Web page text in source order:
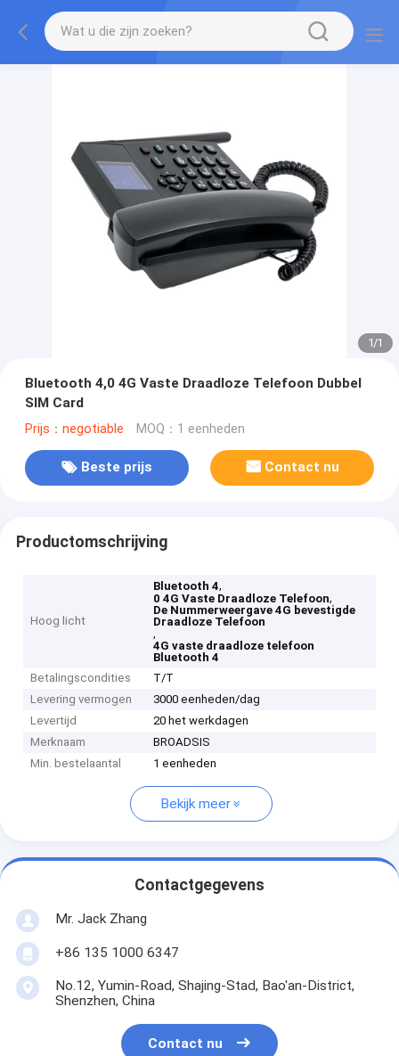
1/1
Bluetooth 4,0 4G Vaste Draadloze Telefoon Dubbel
SIM Card
Prijs：negotiable MOQ：1 eenheden
Beste prijs Contact nu
Productomschrijving
Hoog licht
Bluetooth 4,
0 4G Vaste Draadloze Telefoon,
De Nummerweergave 4G bevestigde
Draadloze Telefoon
,
4G vaste draadloze telefoon
Bluetooth 4
Betalingscondities
T/T
Levering vermogen
3000 eenheden/dag
Levertijd
20 het werkdagen
Merknaam
BROADSIS
Min. bestelaantal
1 eenheden
Bekijk meer
Contactgegevens
Mr. Jack Zhang
+86 135 1000 6347
No.12, Yumin-Road, Shajing-Stad, Bao'an-District,
Shenzhen, China
Contact nu